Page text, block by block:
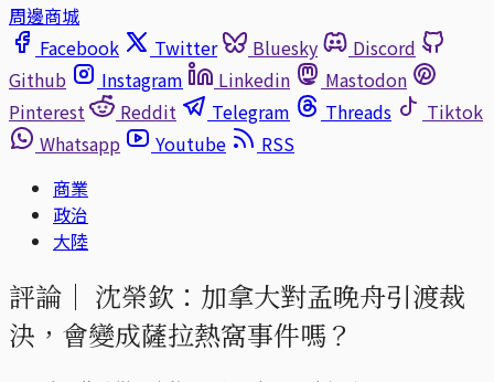
周邊商城
Facebook
Twitter Bluesky
Discord
Github
Instagram Linkedin
Mastodon
Pinterest
Reddit Telegram Threads
Tiktok
Whatsapp
Youtube
RSS
商業
政治
大陸
評論｜ 沈榮欽：加拿大對孟晚舟引渡裁
決，會變成薩拉熱窩事件嗎？